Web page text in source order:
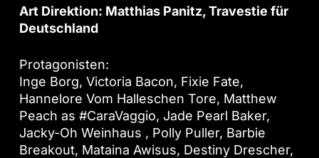
Art Direktion: Matthias Panitz, Travestie für
Deutschland
Protagonisten:
Inge Borg, Victoria Bacon, Fixie Fate,
Hannelore Vom Halleschen Tore, Matthew
Peach as #CaraVaggio, Jade Pearl Baker,
Jacky-Oh Weinhaus , Polly Puller, Barbie
Breakout, Mataina Awisus, Destiny Drescher,